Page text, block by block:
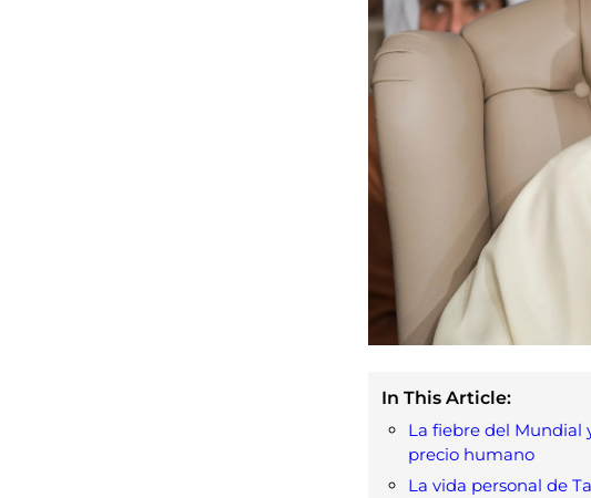
In This Article:
La fiebre del Mundial
precio humano
La vida personal de